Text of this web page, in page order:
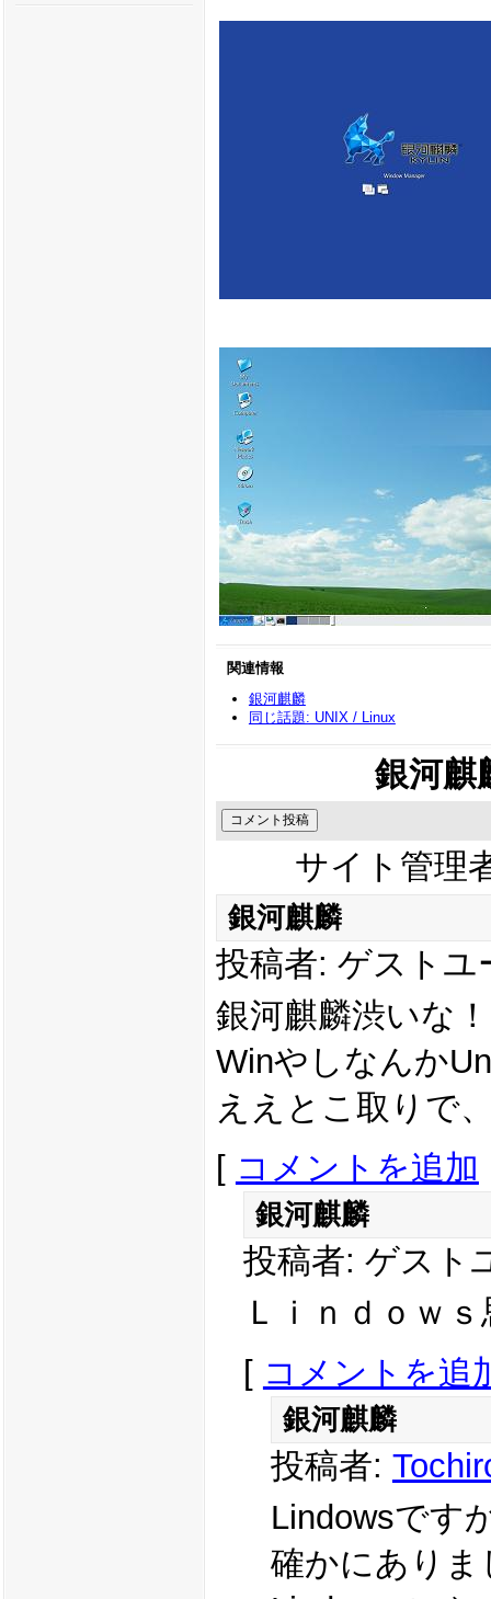
関連情報
銀河麒麟
同じ話題: UNIX / Linux
銀河麒
サイト管理
銀河麒麟
投稿者: ゲストユ
銀河麒麟渋いな
Winやしなんか
ええとこ取りで
[ コメントを追加
銀河麒麟
投稿者: ゲスト
Ｌｉｎｄｏｗ
[ コメントを追
銀河麒麟
投稿者:
Lindowsです
確かにありま